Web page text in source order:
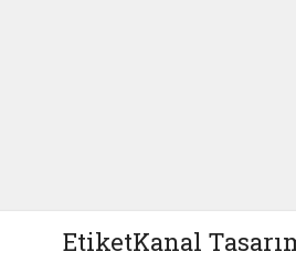
EtiketKanal